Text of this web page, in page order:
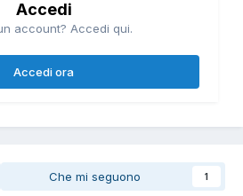
Accedi
account? Accedi qui.
Accedi ora
Che mi seguono 1